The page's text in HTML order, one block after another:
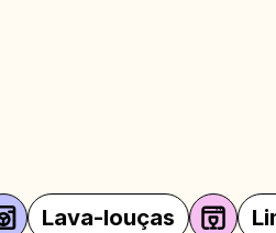
Limpeza